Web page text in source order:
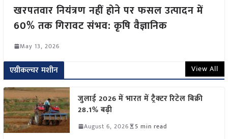
खरपतवार नियंत्रण नहीं होने पर फसल उत्पादन में
60% तक गिरावट संभव: कृषि वैज्ञानिक
May 13, 2026
एग्रीकल्चर मशीन View All
जुलाई 2026 में भारत में ट्रैक्टर रिटेल बिक्री
28.1% बढ़ी
August 6, 2026 5 min read